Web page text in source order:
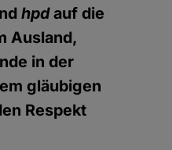
hpdauf die
Ausland,
in der
gläubigen
Respekt